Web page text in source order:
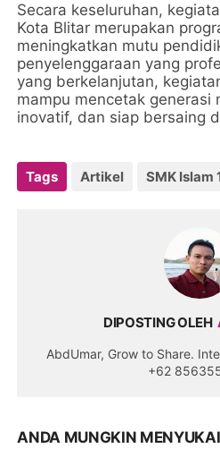
Secara keseluruhan,
Kota Blitar merupakan
meningkatkan mutu
penyelenggaraan yang
yang berkelanjutan,
mampu mencetak generasi
inovatif, dan siap bersaing
Tags Artikel SMK Islam
DIPOSTING OLEH
AbdUmar, Grow to Share.
+62
ANDA MUNGKIN